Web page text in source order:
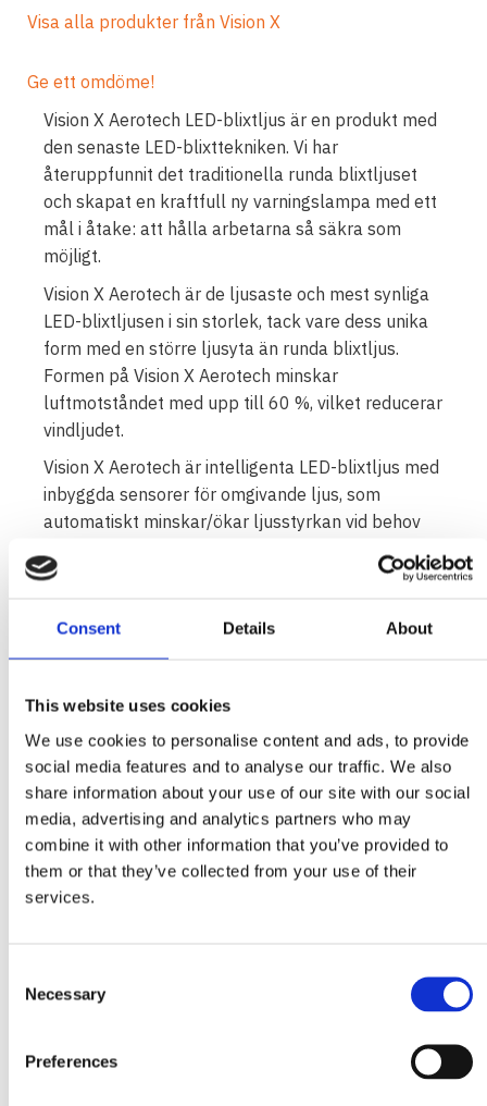
Consent Details About
This website uses cookies
We use cookies to personalise content and ads, to provide
social media features and to analyse our traffic. We also
share information about your use of our site with our social
media, advertising and analytics partners who may
combine it with other information that you’ve provided to
them or that they’ve collected from your use of their
services.
Selection
Necessary
Preferences
Visa alla produkter från Vision X
Ge ett omdöme!
Vision X Aerotech LED-blixtljus är en produkt med
den senaste LED-blixttekniken. Vi har
återuppfunnit det traditionella runda blixtljuset
och skapat en kraftfull ny varningslampa med ett
mål i åtake: att hålla arbetarna så säkra som
möjligt.
Vision X Aerotech är de ljusaste och mest synliga
LED-blixtljusen i sin storlek, tack vare dess unika
form med en större ljusyta än runda blixtljus.
Formen på Vision X Aerotech minskar
luftmotståndet med upp till 60 %, vilket reducerar
vindljudet.
Vision X Aerotech är intelligenta LED-blixtljus med
inbyggda sensorer för omgivande ljus, som
automatiskt minskar/ökar ljusstyrkan vid behov
(kan inaktiveras). LED-blixtljusen har stöd för fyra
olika roterings/blixtmönster, där roteringsljuset
Med en innovativ design och klassledande
marknaden för LED-blixtljus.
Detta är en förstärkt version av Aerotech LED-
blixtljus, Heavy Duty. Den är lite större och
starkare än motsvarande vanliga Aerotech-
modell. Aerotech Heavy Duty har bl a en lampbas
av formgjuten aluminium, med förstärkt försegling
mellan lins och bas samt militär
vibrationsklassning enligt MIL-STD-810G.
precisionskonstruerade optiken hos